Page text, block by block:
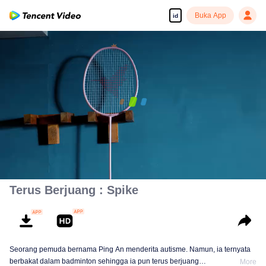
id Buka App
Terus Berjuang : Spike
Seorang pemuda bernama Ping An menderita autisme. Namun, ia ternyata
berbakat dalam badminton sehingga ia pun terus berjuang
More